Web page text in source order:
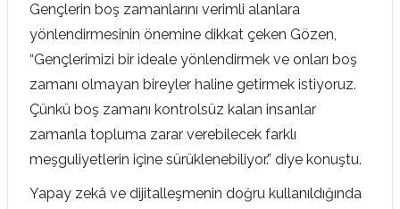
Gençlerin boş zamanlarını verimli alanlara
yönlendirmesinin önemine dikkat çeken Gözen,
“Gençlerimizi bir ideale yönlendirmek ve onları boş
zamanı olmayan bireyler haline getirmek istiyoruz.
Çünkü boş zamanı kontrolsüz kalan insanlar
zamanla topluma zarar verebilecek farklı
meşguliyetlerin içine sürüklenebiliyor.” diye konuştu.
Yapay zekâ ve dijitalleşmenin doğru kullanıldığında